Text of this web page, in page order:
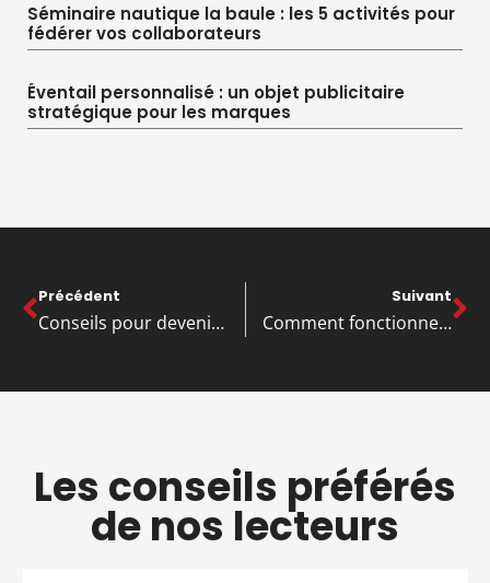
Séminaire nautique la baule : les 5 activités pour
fédérer vos collaborateurs
Éventail personnalisé : un objet publicitaire
stratégique pour les marques
Précédent
Conseils pour devenir un coursier indépendant
Suivant
Comment fonctionne l’ecampus de mon université?
Les conseils préférés
de nos lecteurs